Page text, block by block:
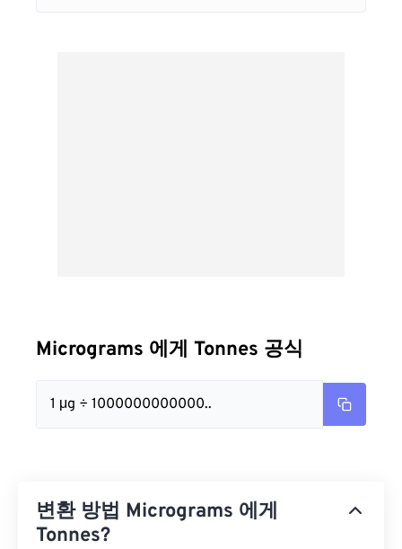
Micrograms 에게 Tonnes 공식
1 μg ÷ 1000000000000..
변환 방법 Micrograms 에게
Tonnes?